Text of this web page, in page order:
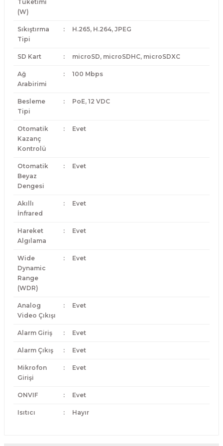
Tüketimi
(W)
Sıkıştırma
Tipi
: H.265, H.264, JPEG
SD Kart : microSD, microSDHC, microSDXC
Ağ
Arabirimi
: 100 Mbps
Besleme
Tipi
: PoE, 12 VDC
Otomatik
Kazanç
Kontrolü
: Evet
Otomatik
Beyaz
Dengesi
: Evet
Akıllı
İnfrared
: Evet
Hareket
Algılama
: Evet
Wide
Dynamic
Range
(WDR)
: Evet
Analog
Video Çıkışı
: Evet
Alarm Giriş : Evet
Alarm Çıkış : Evet
Mikrofon
Girişi
: Evet
ONVIF : Evet
Isıtıcı : Hayır